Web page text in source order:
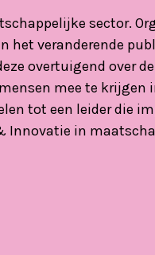
sector.
het veranderende
overtuigend over
mee te krijgen
tot een leider die
Innovatie in